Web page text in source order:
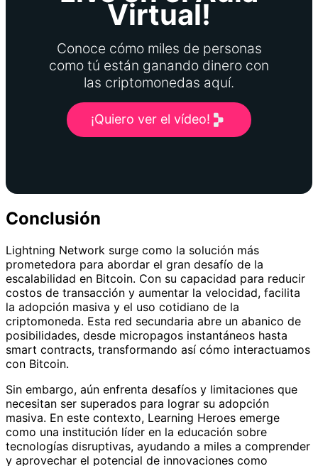
Virtual!
Conoce cómo miles de personas
como tú están ganando dinero con
las criptomonedas aquí.
¡Quiero ver el vídeo!
Conclusión
Lightning Network surge como la solución más
prometedora para abordar el gran desafío de la
escalabilidad en Bitcoin. Con su capacidad para reducir
costos de transacción y aumentar la velocidad, facilita
la adopción masiva y el uso cotidiano de la
criptomoneda. Esta red secundaria abre un abanico de
posibilidades, desde micropagos instantáneos hasta
smart contracts, transformando así cómo interactuamos
con Bitcoin.
Sin embargo, aún enfrenta desafíos y limitaciones que
necesitan ser superados para lograr su adopción
masiva. En este contexto, Learning Heroes emerge
como una institución líder en la educación sobre
tecnologías disruptivas, ayudando a miles a comprender
y aprovechar el potencial de innovaciones como